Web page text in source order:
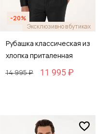
-20%
Эксклюзивно в бутиках
Рубашка классическая из
хлопка приталенная
14 995 ₽
11 995 ₽